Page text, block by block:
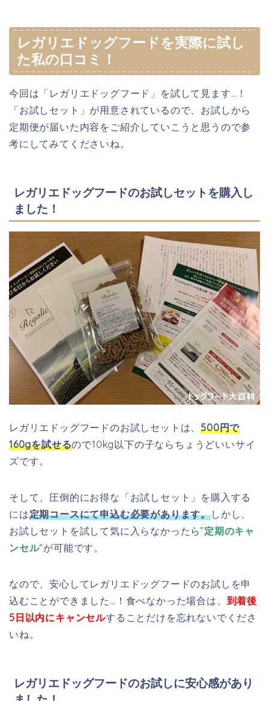
レガリエドッグフードを実際に試し
た私の口コミ！
今回は「レガリエドッグフード」を試して見ます…！
「お試しセット」が用意されているので、お試しから
定期便が届いた内容をご紹介していこうと思うので参
考にしてみてくださいね。
レガリエドッグフードのお試しセットを購入し
ました！
レガリエドッグフードのお試しセットは、500円で
160gを試せるので10kg以下の子ならちょうどいいサイ
ズです。
そして、圧倒的にお得な「お試しセット」を購入する
には定期コースにて申込む必要があります。しかし、
お試しセットを試して気に入らなかったら”定期のキャ
ンセル“が可能です。
なので、安心してレガリエドッグフードのお試しを申
込むことができました…！食べなかった場合は、 到着後
5日以内にキャンセルすることだけを忘れないでくださ
いね。
レガリエドッグフードのお試しに安心感があり